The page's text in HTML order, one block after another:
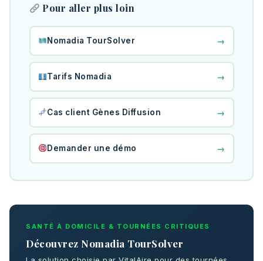
Pour aller plus loin
Nomadia TourSolver →
Tarifs Nomadia →
Cas client Gènes Diffusion →
Demander une démo →
SANTÉ À DOMICILE & TOURNÉES CRITIQUES
Découvrez Nomadia TourSolver